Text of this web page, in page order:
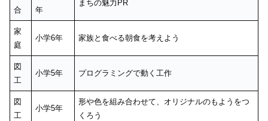
合
年
まちの魅力PR
家
庭
小学6年 家族と食べる朝食を考えよう
図
工
小学5年 プログラミングで動く工作
図
工
小学5年
形や色を組み合わせて、オリジナルのもようをつ
くろう